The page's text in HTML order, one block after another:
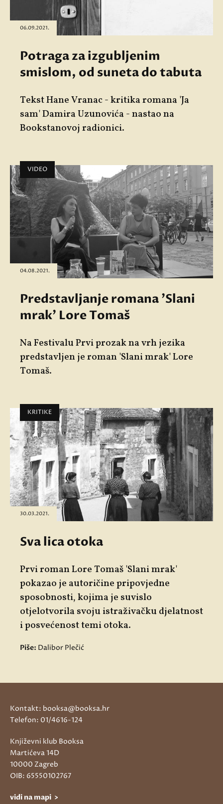
06.09.2021.
Potraga za izgubljenim
smislom, od suneta do tabuta
Tekst Hane Vranac - kritika romana'Ja
sam' Damira Uzunovića - nastao na
Bookstanovoj radionici.
VIDEO
04.08.2021.
Predstavljanje romana 'Slani
mrak' Lore Tomaš
Na Festivalu Prvi prozak na vrh jezika
predstavljen je roman 'Slani mrak' Lore
Tomaš.
KRITIKE
30.03.2021.
Sva lica otoka
Prvi roman Lore Tomaš'Slani mrak'
pokazao je autoričine pripovjedne
sposobnosti, kojima je suvislo
otjelotvorila svoju istraživačku djelatnost
i posvećenost temi otoka.
Piše: Dalibor Plečić
Kontakt: booksa@booksa.hr
Telefon: 01/4616-124
Književni klub Booksa
Martićeva 14D
10000 Zagreb
OIB: 65550102767
vidi na mapi >